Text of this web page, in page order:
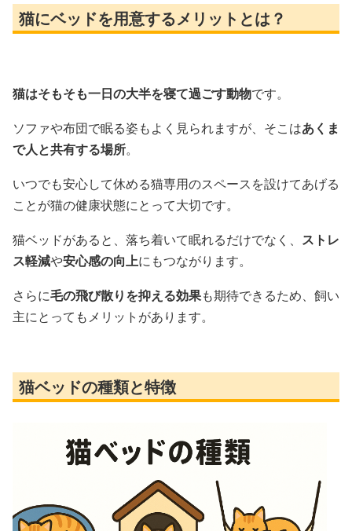
猫にベッドを用意するメリットとは？
猫はそもそも一日の大半を寝て過ごす動物です。
ソファや布団で眠る姿もよく見られますが、そこはあくま
で人と共有する場所。
いつでも安心して休める猫専用のスペースを設けてあげる
ことが猫の健康状態にとって大切です。
猫ベッドがあると、落ち着いて眠れるだけでなく、 ストレ
ス軽減や安心感の向上にもつながります。
さらに毛の飛び散りを抑える効果も期待できるため、飼い
主にとってもメリットがあります。
猫ベッドの種類と特徴